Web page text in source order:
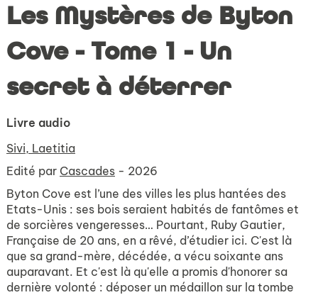
Les Mystères de Byton
Cove - Tome 1 - Un
secret à déterrer
Livre audio
Sivi, Laetitia
Edité par Cascades - 2026
Byton Cove est l’une des villes les plus hantées des
Etats-Unis : ses bois seraient habités de fantômes et
de sorcières vengeresses… Pourtant, Ruby Gautier,
Française de 20 ans, en a rêvé, d’étudier ici. C'est là
que sa grand-mère, décédée, a vécu soixante ans
auparavant. Et c'est là qu'elle a promis d'honorer sa
dernière volonté : déposer un médaillon sur la tombe